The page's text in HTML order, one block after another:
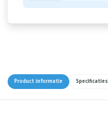
Product informatie Specificaties